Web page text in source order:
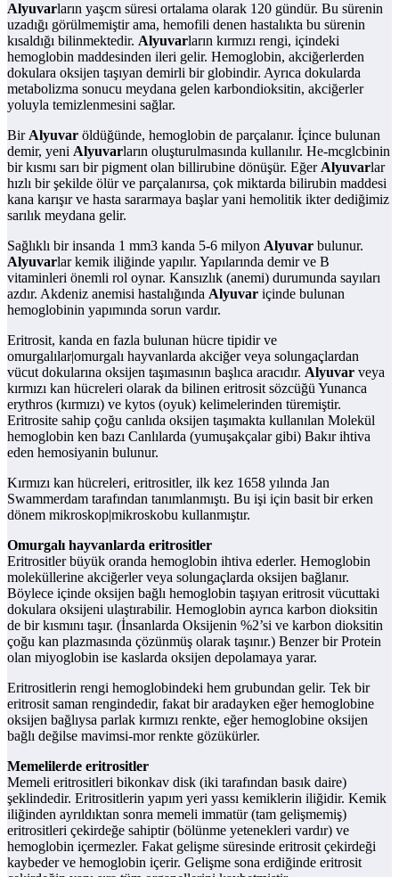
Alyuvarların yaşcm süresi ortalama olarak 120 gündür. Bu sürenin
uzadığı görülmemiştir ama, hemofili denen hastalıkta bu sürenin
kısaldığı bilinmektedir. Alyuvarların kırmızı rengi, içindeki
hemoglobin maddesinden ileri gelir. Hemoglobin, akciğerlerden
dokulara oksijen taşıyan demirli bir globindir. Ayrıca dokularda
metabolizma sonucu meydana gelen karbondioksitin, akciğerler
yoluyla temizlenmesini sağlar.
Bir Alyuvar öldüğünde, hemoglobin de parçalanır. İçince bulunan
demir, yeni Alyuvarların oluşturulmasında kullanılır. He-mcglcbinin
bir kısmı sarı bir pigment olan billirubine dönüşür. Eğer Alyuvarlar
hızlı bir şekilde ölür ve parçalanırsa, çok miktarda bilirubin maddesi
kana karışır ve hasta sararmaya başlar yani hemolitik ikter dediğimiz
sarılık meydana gelir.
Sağlıklı bir insanda 1 mm3 kanda 5-6 milyon Alyuvar bulunur.
Alyuvarlar kemik iliğinde yapılır. Yapılarında demir ve B
vitaminleri önemli rol oynar. Kansızlık (anemi) durumunda sayıları
azdır. Akdeniz anemisi hastalığında Alyuvar içinde bulunan
hemoglobinin yapımında sorun vardır.
Eritrosit, kanda en fazla bulunan hücre tipidir ve
omurgalılar|omurgalı hayvanlarda akciğer veya solungaçlardan
vücut dokularına oksijen taşımasının başlıca aracıdır. Alyuvar veya
kırmızı kan hücreleri olarak da bilinen eritrosit sözcüğü Yunanca
erythros (kırmızı) ve kytos (oyuk) kelimelerinden türemiştir.
Eritrosite sahip çoğu canlıda oksijen taşımakta kullanılan Molekül
hemoglobin ken bazı Canlılarda (yumuşakçalar gibi) Bakır ihtiva
eden hemosiyanin bulunur.
Kırmızı kan hücreleri, eritrositler, ilk kez 1658 yılında Jan
Swammerdam tarafından tanımlanmıştı. Bu işi için basit bir erken
dönem mikroskop|mikroskobu kullanmıştır.
Omurgalı hayvanlarda eritrositler
Eritrositler büyük oranda hemoglobin ihtiva ederler. Hemoglobin
moleküllerine akciğerler veya solungaçlarda oksijen bağlanır.
Böylece içinde oksijen bağlı hemoglobin taşıyan eritrosit vücuttaki
dokulara oksijeni ulaştırabilir. Hemoglobin ayrıca karbon dioksitin
de bir kısmını taşır. (İnsanlarda Oksijenin %2’si ve karbon dioksitin
çoğu kan plazmasında çözünmüş olarak taşınır.) Benzer bir Protein
olan miyoglobin ise kaslarda oksijen depolamaya yarar.
Eritrositlerin rengi hemoglobindeki hem grubundan gelir. Tek bir
eritrosit saman rengindedir, fakat bir aradayken eğer hemoglobine
oksijen bağlıysa parlak kırmızı renkte, eğer hemoglobine oksijen
bağlı değilse mavimsi-mor renkte gözükürler.
Memelilerde eritrositler
Memeli eritrositleri bikonkav disk (iki tarafından basık daire)
şeklindedir. Eritrositlerin yapım yeri yassı kemiklerin iliğidir. Kemik
iliğinden ayrıldıktan sonra memeli immatür (tam gelişmemiş)
eritrositleri çekirdeğe sahiptir (bölünme yetenekleri vardır) ve
hemoglobin içermezler. Fakat gelişme süresinde eritrosit çekirdeği
kaybeder ve hemoglobin içerir. Gelişme sona erdiğinde eritrosit